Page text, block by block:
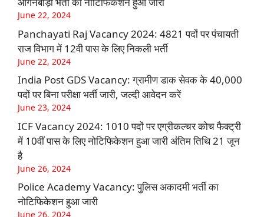
June 22, 2024
Panchayati Raj Vacancy 2024: 4821 पदों पर पंचायती
राज विभाग में 12वी पास के लिए निकली भर्ती
June 22, 2024
India Post GDS Vacancy: ग्रामीण डाक सेवक के 40,000
पदों पर बिना परीक्षा भर्ती जारी, जल्दी आवेदन करें
June 23, 2024
ICF Vacancy 2024: 1010 पदों पर एग्रीकल्चर कोच फैक्ट्री
में 10वीं पास के लिए नोटिफिकेशन हुआ जारी अंतिम तिथि 21 जून
है
June 26, 2024
Police Academy Vacancy: पुलिस अकादमी भर्ती का
नोटिफिकेशन हुआ जारी
June 26, 2024